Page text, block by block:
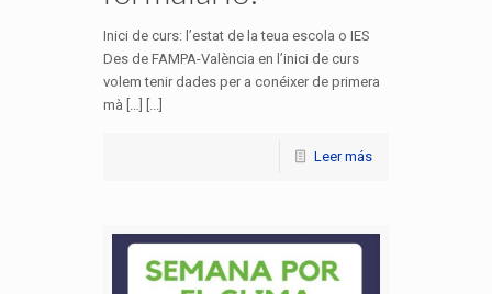
Inici de curs: l’estat de la teua escola o IES
Des de FAMPA-València en l’inici de curs
volem tenir dades per a conéixer de primera
mà […] [...]
Leer más